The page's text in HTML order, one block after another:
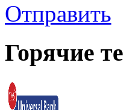
Отправить
Горячие